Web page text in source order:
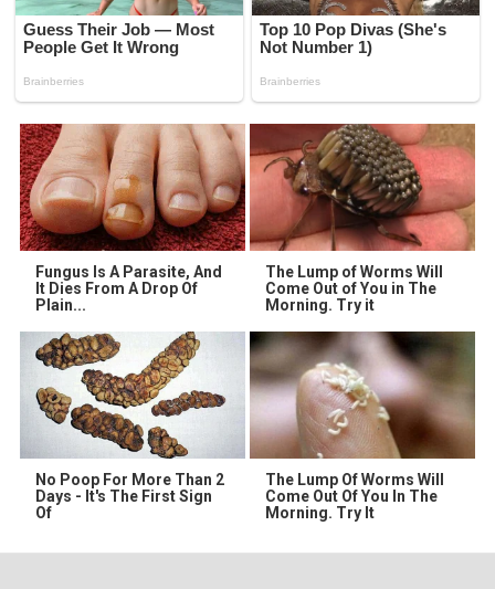
Fungus Is A Parasite, And
It Dies From A Drop Of
Plain...
The Lump of Worms Will
Come Out of You in The
Morning. Try it
No Poop For More Than 2
Days - It's The First Sign
Of
The Lump Of Worms Will
Come Out Of You In The
Morning. Try It